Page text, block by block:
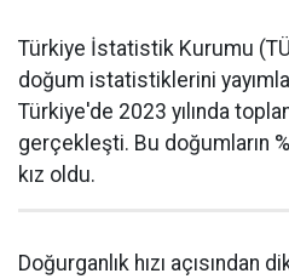
Türkiye İstatistik Kurumu
doğum istatistiklerini
Türkiye'de 2023 yılında
gerçekleşti. Bu doğumların
kız oldu.
Doğurganlık hızı açısından